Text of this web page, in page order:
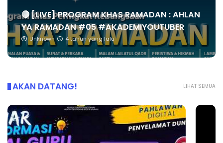
🔴 [LIVE] PROGRAM KHAS RAMADAN : AHLAN
YA RAMADAN #05 #AKADEMIYOUTUBER
Unknown 4 tahun yang lalu
LIHAT SEMUA
AKAN DATANG!